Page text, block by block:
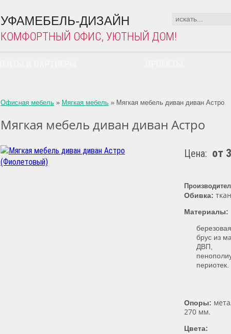
УФАМЕБЕЛЬ-ДИЗАЙН
КОМФОРТНЫЙ ОФИС, УЮТНЫЙ ДОМ!
Офисная мебель » Мягкая мебель » Мягкая мебель диван диван Астро
Мягкая мебель диван диван Астро
Цена: от
Обивка:
Материалы:
брус из
ДВП,
периотек.
Опоры:
270 мм.
Цвета: